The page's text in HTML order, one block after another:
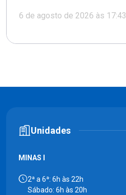
6 de agosto de 2026 às 17:43
Unidades
MINAS I
2ª a 6ª: 6h às 22h
Sábado: 6h às 20h